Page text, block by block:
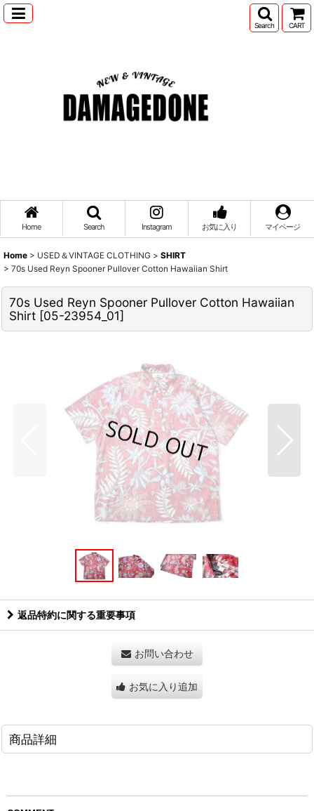
Search CART
Home Search Instagram お気に入り マイページ
Home > USED＆VINTAGE CLOTHING > SHIRT
> 70s Used Reyn Spooner Pullover Cotton Hawaiian Shirt
70s Used Reyn Spooner Pullover Cotton Hawaiian
Shirt [05-23954_01]
返品特約に関する重要事項
お問い合わせ
お気に入り追加
商品詳細